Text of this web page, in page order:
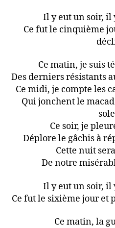
Il y eut un soir, il
Ce fut le cinquième
Ce matin, je suis
Des derniers résistants
Ce midi, je compte les
Qui jonchent le
Ce soir, je
Déplore le gâchis à
Cette nuit
De notre
Il y eut un soir, il
Ce fut le sixième jour et
Ce matin, la